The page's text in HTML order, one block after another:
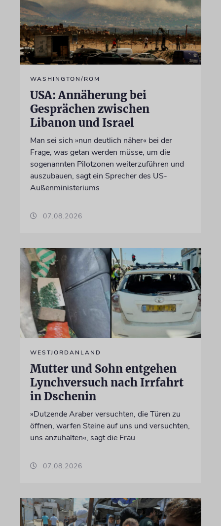
WASHINGTON/ROM
USA: Annäherung bei
Gesprächen zwischen
Libanon und Israel
Man sei sich »nun deutlich näher« bei der
Frage, was getan werden müsse, um die
sogenannten Pilotzonen weiterzuführen und
auszubauen, sagt ein Sprecher des US-
Außenministeriums
07.08.2026
WESTJORDANLAND
Mutter und Sohn entgehen
Lynchversuch nach Irrfahrt
in Dschenin
»Dutzende Araber versuchten, die Türen zu
öffnen, warfen Steine auf uns und versuchten,
uns anzuhalten«, sagt die Frau
07.08.2026